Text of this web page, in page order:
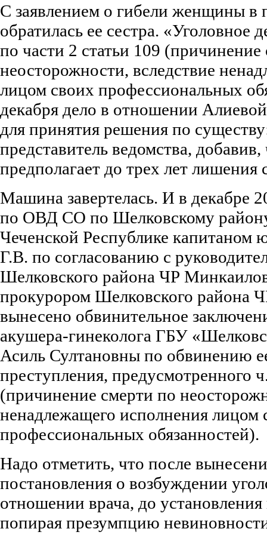
С заявлением о гибели женщины в
обратилась ее сестра. «Уголовное
по части 2 статьи 109
неосторожности, вследствие
лицом своих профессиональных
декабря дело в отношении
для принятия решения по
представитель ведомства, добавив,
предполагает до трех лет лишения
Машина завертелась. И в декабре
по ОВД СО по Шелковскому
Чеченской Республике
Г.В. по согласованию с
Шелковского района ЧР
прокурором Шелковского района
вынесено обвинительное
акушера-гинеколога ГБУ
Асиль Султановны по обвинению
преступления, предусмотренного
(причинение смерти по
ненадлежащего исполнения лицом
профессиональных обязанностей).
Надо отметить, что после
постановления о возбуждении
отношении врача, до
попирая презумпцию